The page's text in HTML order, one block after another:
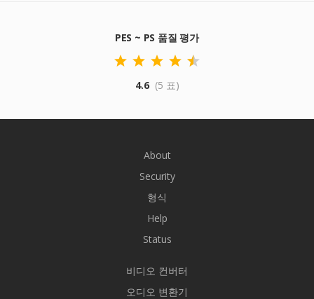
PES ~ PS 품질 평가
4.6 (5 표)
About
Security
형식
Help
Status
비디오 컨버터
오디오 변환기